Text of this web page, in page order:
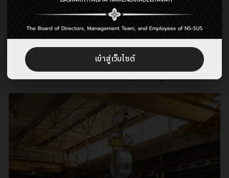
ข้อมูลบริษัท
NS-SIAM UNITED STEEL CO., LTD.
+
ประสบการณ์หลายปี
1500+
พนักงานที่มีความมุ่งมั่น ลูกค้าที่ไว้วางใจ
เข้าสู่เว็บไซต์